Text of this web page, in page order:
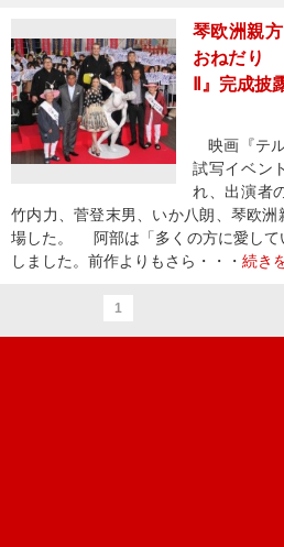
琴欧洲親
おねだり
Ⅱ』完成披
映画『テ
試写イベン
れ、出演者
竹内力、菅登末男、いか八朗、琴欧
場した。 阿部は「多くの方に愛して
しました。前作よりもさら・・・ 続き
1